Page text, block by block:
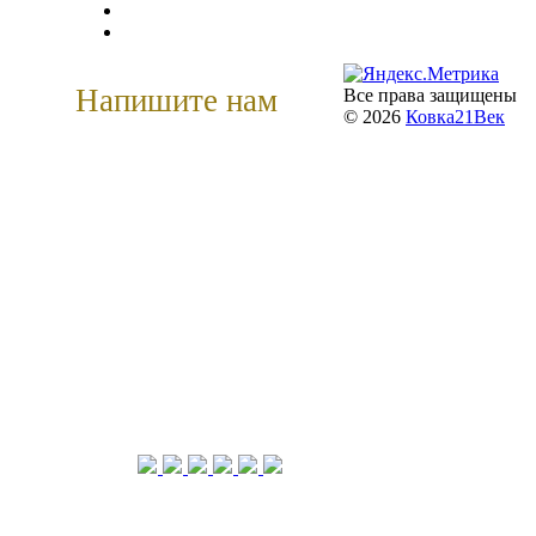
Напишите нам
Все права защищены
© 2026 Ковка21Век